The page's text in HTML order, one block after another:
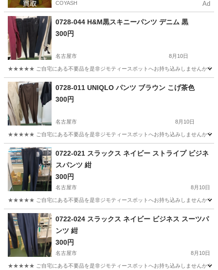
COYASH Ad
0728-044 H&M黒スキニーパンツ デニム 黒
300円
名古屋市 8月10日
★★★★★ ご自宅にある不要品を是非ジモティースポットへお持ち込みしませんか？
愛知 名古屋市 現地
0728-011 UNIQLO パンツ ブラウン こげ茶色
300円
名古屋市 8月10日
★★★★★ ご自宅にある不要品を是非ジモティースポットへお持ち込みしませんか？
愛知 名古屋市 こげ茶
0722-021 スラックス ネイビー ストライプ ビジネ
スパンツ 紺
300円
名古屋市 8月10日
★★★★★ ご自宅にある不要品を是非ジモティースポットへお持ち込みしませんか？
愛知 名古屋市 現地
0722-024 スラックス ネイビー ビジネス スーツパ
ンツ 紺
300円
名古屋市 8月10日
★★★★★ ご自宅にある不要品を是非ジモティースポットへお持ち込みしませんか？